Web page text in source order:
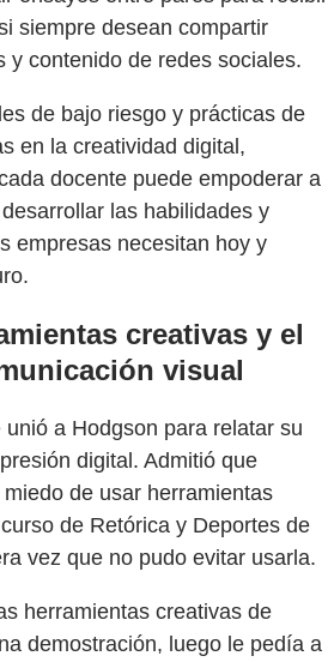
siempre desean compartir
y contenido de redes sociales.
de bajo riesgo y prácticas de
en la creatividad digital,
docente puede empoderar a
las habilidades y
empresas necesitan hoy y
creativas y el
visual
a Hodgson para relatar su
digital. Admitió que
de usar herramientas
de Retórica y Deportes de
vez que no pudo evitar usarla.
herramientas creativas de
demostración, luego le pedía a